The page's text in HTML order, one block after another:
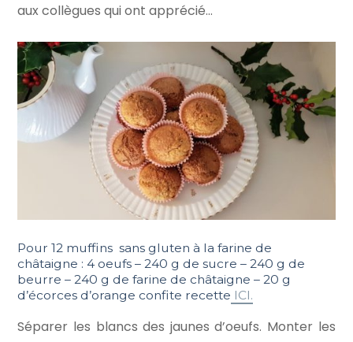
aux collègues qui ont apprécié…
Pour 12 muffins sans gluten à la farine de
châtaigne : 4 oeufs – 240 g de sucre – 240 g de
beurre – 240 g de farine de châtaigne – 20 g
d’écorces d’orange confite recette ICI.
Séparer les blancs des jaunes d’oeufs. Monter les